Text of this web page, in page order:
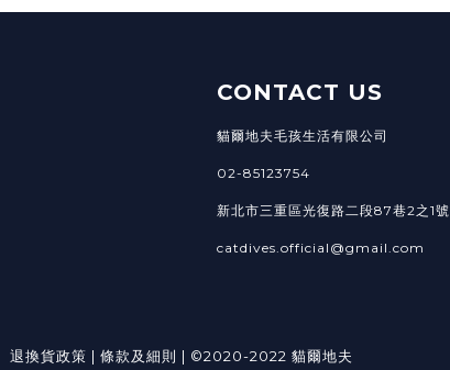
CONTACT US
貓爾地夫毛孩生活有限公司
02-85123754
新北市三重區光復路二段87巷2之1號
catdives.official@gmail.com
退換貨政策 | 條款及細則 | ©2020-2022 貓爾地夫